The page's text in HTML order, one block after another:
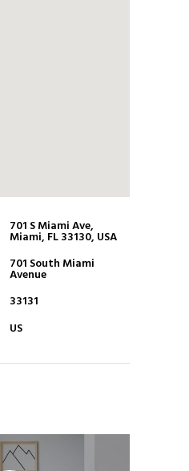
701 S Miami Ave,
Miami, FL 33130, USA
701 South Miami
Avenue
33131
US